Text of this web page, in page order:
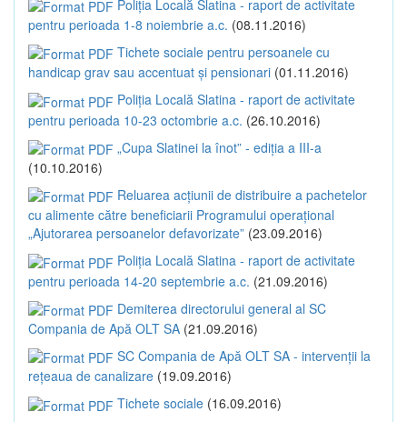
Poliția Locală Slatina - raport de activitate
pentru perioada 1-8 noiembrie a.c. (08.11.2016)
Tichete sociale pentru persoanele cu
handicap grav sau accentuat și pensionari (01.11.2016)
Poliția Locală Slatina - raport de activitate
pentru perioada 10-23 octombrie a.c. (26.10.2016)
„Cupa Slatinei la înot” - ediția a III-a
(10.10.2016)
Reluarea acțiunii de distribuire a pachetelor
cu alimente către beneficiarii Programului operațional
„Ajutorarea persoanelor defavorizate” (23.09.2016)
Poliția Locală Slatina - raport de activitate
pentru perioada 14-20 septembrie a.c. (21.09.2016)
Demiterea directorului general al SC
Compania de Apă OLT SA (21.09.2016)
SC Compania de Apă OLT SA - intervenții la
rețeaua de canalizare (19.09.2016)
Tichete sociale (16.09.2016)